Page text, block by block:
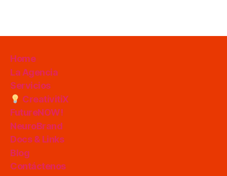
Home
La Agencia
Servicios
CreativitiX
FutureNOW!
NeuroBrand
Docs & Links
Blog
Contáctenos